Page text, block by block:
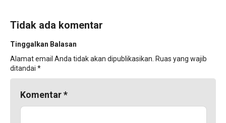
Tidak ada komentar
Tinggalkan Balasan
Alamat email Anda tidak akan dipublikasikan. Ruas yang wajib
ditandai *
Komentar*